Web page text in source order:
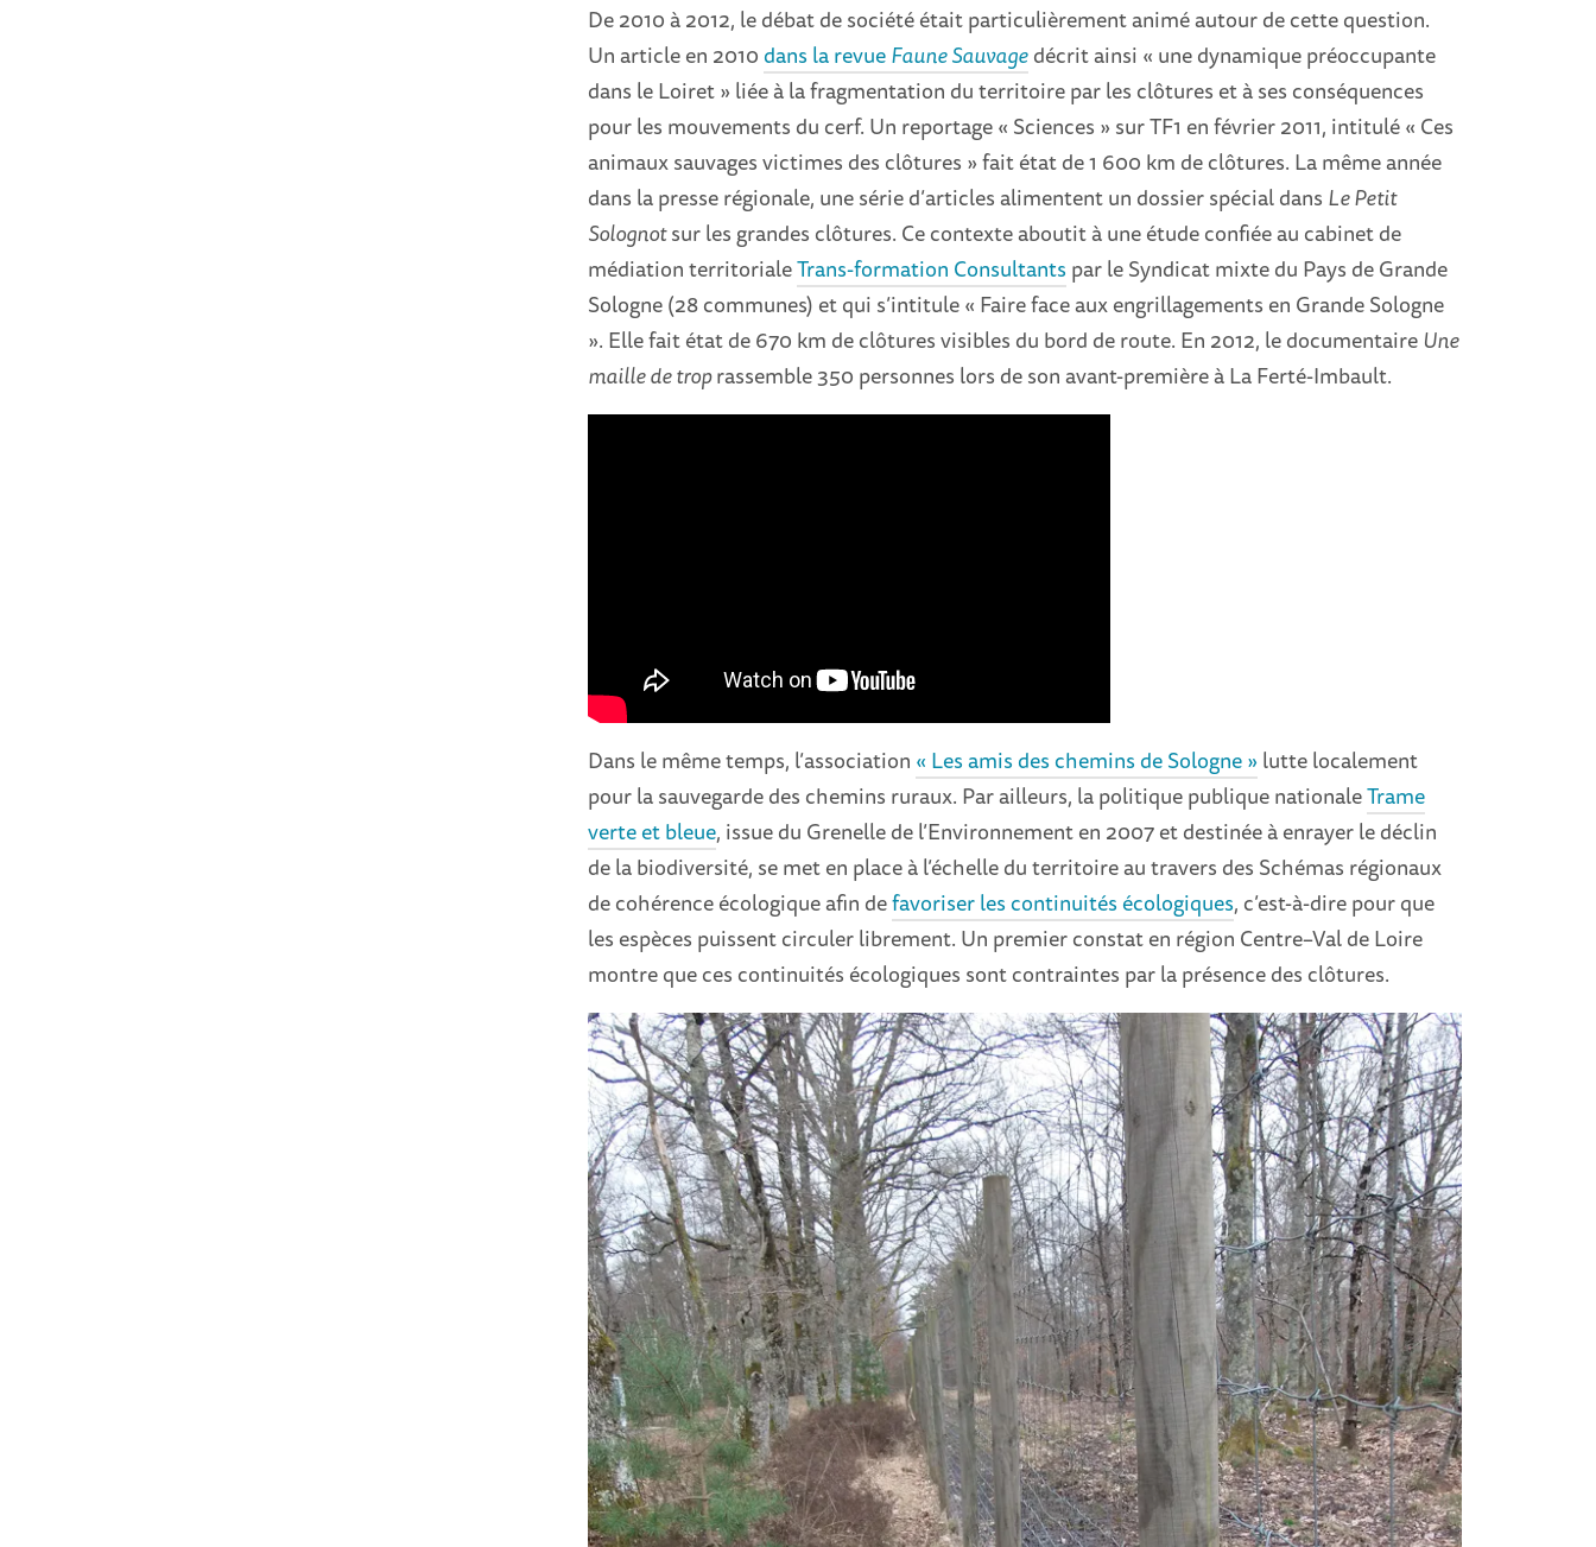
De 2010 à 2012, le débat de société était particulièrement animé autour de cette question.
Un article en 2010 dans la revueFaune Sauvagedécrit ainsi « une dynamique préoccupante
dans le Loiret » liée à la fragmentation du territoire par les clôtures et à ses conséquences
pour les mouvements du cerf. Un reportage « Sciences » sur TF1 en février 2011, intitulé « Ces
animaux sauvages victimes des clôtures » fait état de 1 600 km de clôtures. La même année
dans la presse régionale, une série d’articles alimentent un dossier spécial dans Le Petit
Solognotsur les grandes clôtures. Ce contexte aboutit à une étude confiée au cabinet de
médiation territorialeTrans-formation Consultants par le Syndicat mixte du Pays de Grande
Sologne (28 communes) et qui s’intitule « Faire face aux engrillagements en Grande Sologne
». Elle fait état de 670 km de clôtures visibles du bord de route. En 2012, le documentaire Une
maille de troprassemble 350 personnes lors de son avant-première à La Ferté-Imbault.
Dans le même temps, l’association « Les amis des chemins de Sologne »lutte localement
pour la sauvegarde des chemins ruraux. Par ailleurs, la politique publique nationaleTrame
verte et bleue, issue du Grenelle de l’Environnement en 2007 et destinée à enrayer le déclin
de la biodiversité, se met en place à l’échelle du territoire au travers des Schémas régionaux
de cohérence écologique afin defavoriser les continuités écologiques, c’est-à-dire pour que
les espèces puissent circuler librement. Un premier constat en région Centre–Val de Loire
montre que ces continuités écologiques sont contraintes par la présence des clôtures.